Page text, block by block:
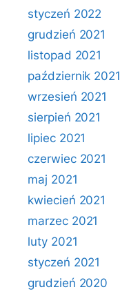
styczeń 2022
grudzień 2021
listopad 2021
październik 2021
wrzesień 2021
sierpień 2021
lipiec 2021
czerwiec 2021
maj 2021
kwiecień 2021
marzec 2021
luty 2021
styczeń 2021
grudzień 2020